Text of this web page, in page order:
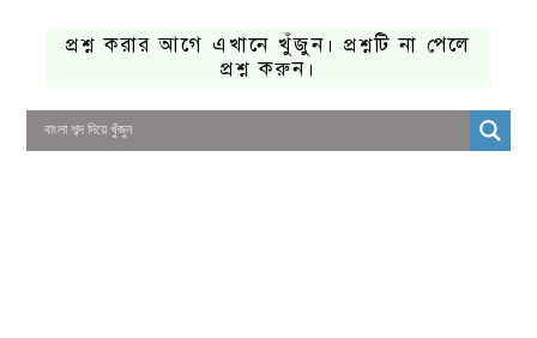
প্রশ্ন করার আগে এখানে খুঁজুন। প্রশ্নটি না পেলে
প্রশ্ন করুন।